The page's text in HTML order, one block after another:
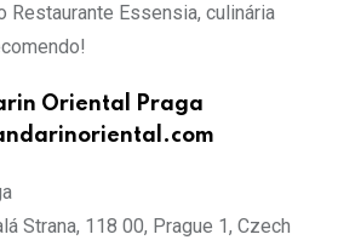
Restaurante Essensia, culinária
Oriental Praga
Strana, 118 00, Prague 1, Czech